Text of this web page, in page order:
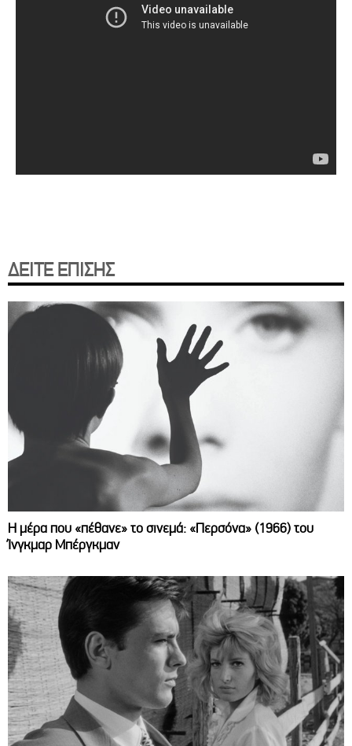
ΔΕΙΤΕ ΕΠΙΣΗΣ
Η μέρα που «πέθανε» το σινεμά: «Περσόνα» (1966) του
Ίνγκμαρ Μπέργκμαν